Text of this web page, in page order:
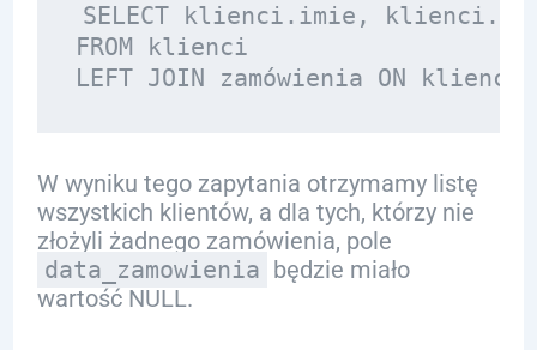
SELECT klienci.imie,
FROM klienci
W wyniku tego zapytania otrzymamy listę
wszystkich klientów, a dla tych, którzy nie
złożyli żadnego zamówienia, pole
data_zamowienia będzie miało
wartość NULL.